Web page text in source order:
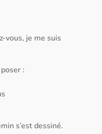
vous, je me suis
:
s’est dessiné.